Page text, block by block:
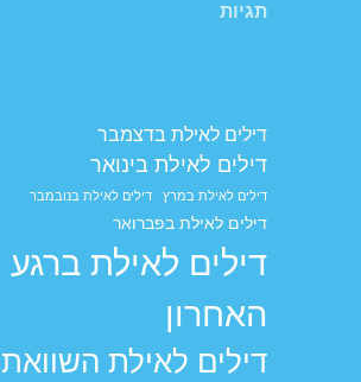
תגיות
דילים לאילת בדצמבר
דילים לאילת בינואר
דילים לאילת במרץ דילים לאילת בנובמבר
דילים לאילת בפברואר
דילים לאילת ברגע
האחרון
דילים לאילת השוואת